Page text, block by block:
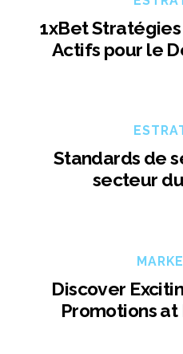
1xBet
Actifs pour le
Standards de
secteur
Discover
Promotions at